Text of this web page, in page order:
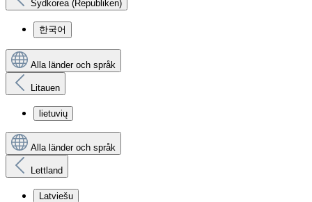
Sydkorea (Republiken)
한국어
Alla länder och språk
Litauen
lietuvių
Alla länder och språk
Lettland
Latviešu